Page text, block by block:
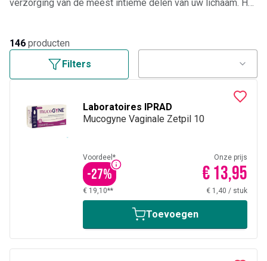
verzorging van de meest intieme delen van uw lichaam. Het
behandelingen voor de anus.
maandverbanden, PH neutrale zepen, verzachtende
verzorgingsproducten, desinfecterende
verzorgingsproducten en alle soorten artikelen geschikt
146 producten
Filters
Laboratoires IPRAD
Mucogyne Vaginale Zetpil 10
Voordeel*
-27%
Onze prijs
€ 13,95
€ 19,10** € 1,40 / stuk
Toevoegen